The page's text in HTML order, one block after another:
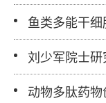
因表达谱分析
鱼类多能干
刘少军院士研
研究领域取得新
动物多肽药物